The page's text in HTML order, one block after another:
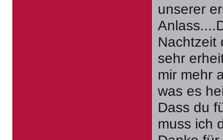
unserer
Nachtzeit
sehr
mir mehr
was es
Dass du
muss ich